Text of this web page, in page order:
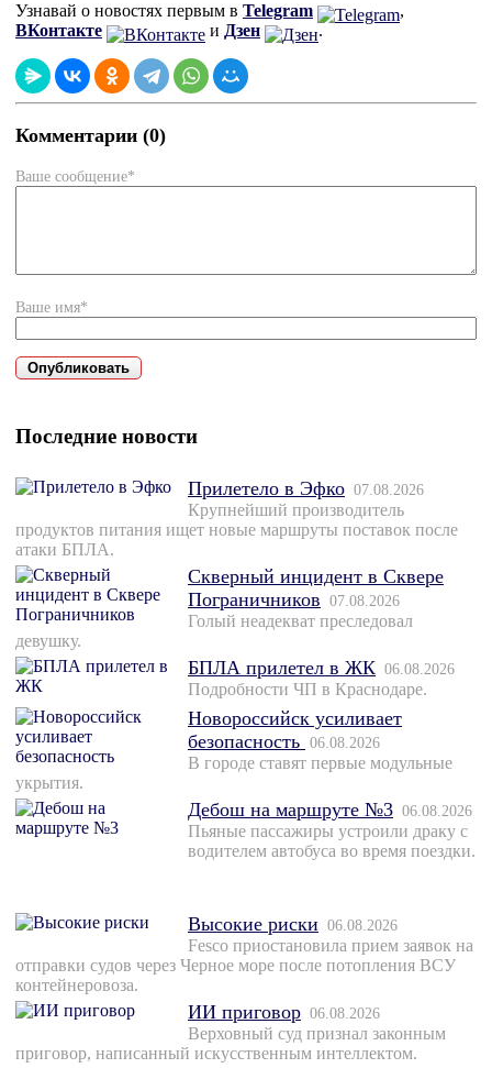
Узнавай о новостях первым в Telegram
,
ВКонтакте
и Дзен .
Комментарии (0)
Ваше сообщение*
Ваше имя*
Последние новости
Прилетело в Эфко 07.08.2026
Крупнейший производитель
продуктов питания ищет новые маршруты поставок после
атаки БПЛА.
Скверный инцидент в Сквере
Пограничников 07.08.2026
Голый неадекват преследовал
девушку.
БПЛА прилетел в ЖК 06.08.2026
Подробности ЧП в Краснодаре.
Новороссийск усиливает
безопасность 06.08.2026
В городе ставят первые модульные
укрытия.
Дебош на маршруте №3 06.08.2026
Пьяные пассажиры устроили драку с
водителем автобуса во время поездки.
Высокие риски 06.08.2026
Fesco приостановила прием заявок на
отправки судов через Черное море после потопления ВСУ
контейнеровоза.
ИИ приговор 06.08.2026
Верховный суд признал законным
приговор, написанный искусственным интеллектом.